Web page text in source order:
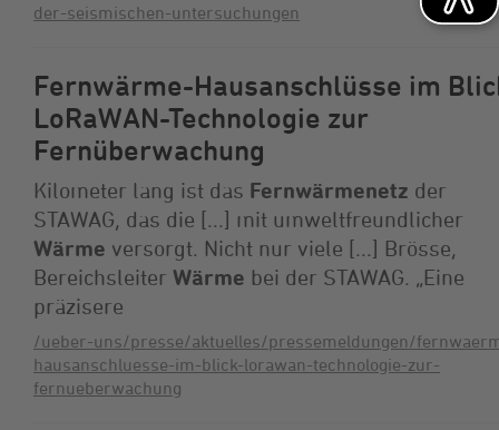
der-seismischen-untersuchungen
Fernwärme-Hausanschlüsse im
LoRaWAN-Technologie zur
Fernüberwachung
Kilometer lang ist das Fernwärmenetz der
STAWAG, das die [...] mit umweltfreundlicher
Wärme versorgt. Nicht nur viele [...] Brösse,
Bereichsleiter Wärme bei der STAWAG. „Eine
präzisere
/ueber-uns/presse/aktuelles/pressemeldungen/
hausanschluesse-im-blick-lorawan-technologie-zur-
fernueberwachung